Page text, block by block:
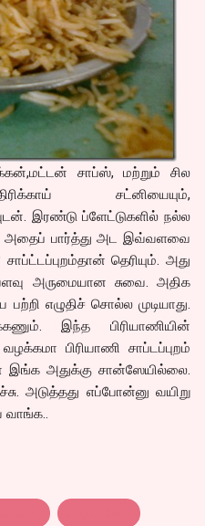
சாப்ஸ், மற்றும் சில
சட்னியையும்,
இரண்டு ப்ளேட்டுகளில் நல்ல
அதைப் பார்த்து அட இவ்வளவை
தெரியும். அது
அருமையான சுவை. அதிக
எழுதிச் சொல்ல முடியாது.
இந்த பிரியாணியின்
பிரியாணி சாப்டப்புறம்
இங்க அதுக்கு சான்ஸேயில்லை.
அடுத்தது எப்போன்னு வயிறு
வாங்க..